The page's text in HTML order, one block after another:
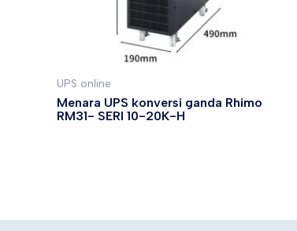
UPS online
Menara UPS konversi ganda Rhimo
RM31- SERI 10-20K-H